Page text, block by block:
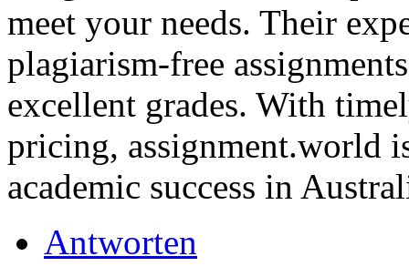
meet your needs. Their
plagiarism-free
excellent grades. With
pricing, assignment.world
academic success in
Antworten